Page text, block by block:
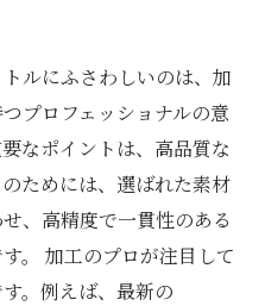
ルにふさわしいのは、加
プロフェッショナルの意
なポイントは、高品質な
ためには、選ばれた素材
、高精度で一貫性のある
。 加工のプロが注目して
。例えば、最新の